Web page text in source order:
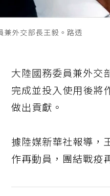
兼外交部長王毅。路透
大陸國務委員兼外交
完成並投入使用後將
做出貢獻。
據陸媒新華社報導，
作再動員，團結戰疫